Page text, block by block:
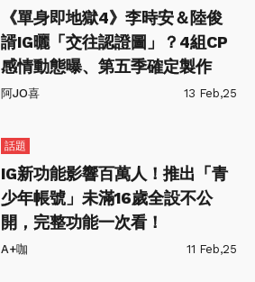
《單身即地獄4》李時安＆陸俊
諝IG曬「交往認證圖」？4組CP
感情動態曝、第五季確定製作
阿JO喜 13 Feb,25
話題
IG新功能影響百萬人！推出「青
少年帳號」未滿16歲全設不公
開，完整功能一次看！
A+咖 11 Feb,25